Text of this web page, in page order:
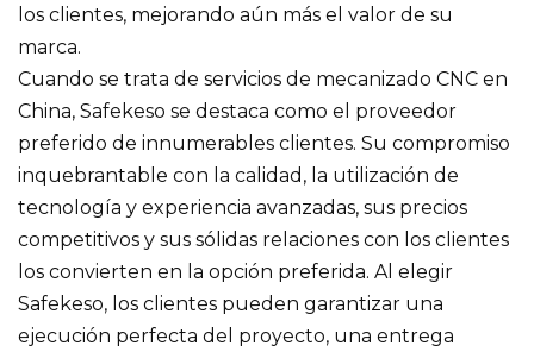
los clientes, mejorando aún más el valor de su
marca.
Cuando se trata de servicios de mecanizado CNC en
China, Safekeso se destaca como el proveedor
preferido de innumerables clientes. Su compromiso
inquebrantable con la calidad, la utilización de
tecnología y experiencia avanzadas, sus precios
competitivos y sus sólidas relaciones con los clientes
los convierten en la opción preferida. Al elegir
Safekeso, los clientes pueden garantizar una
ejecución perfecta del proyecto, una entrega